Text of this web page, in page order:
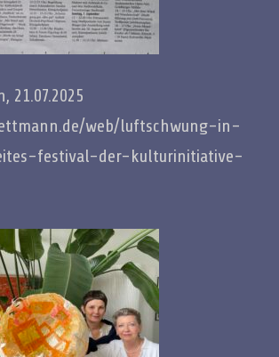
21.07.2025
web/luftschwung-in-
festival-der-kulturinitiative-